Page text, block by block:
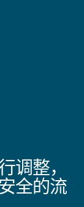
调整，
全的流